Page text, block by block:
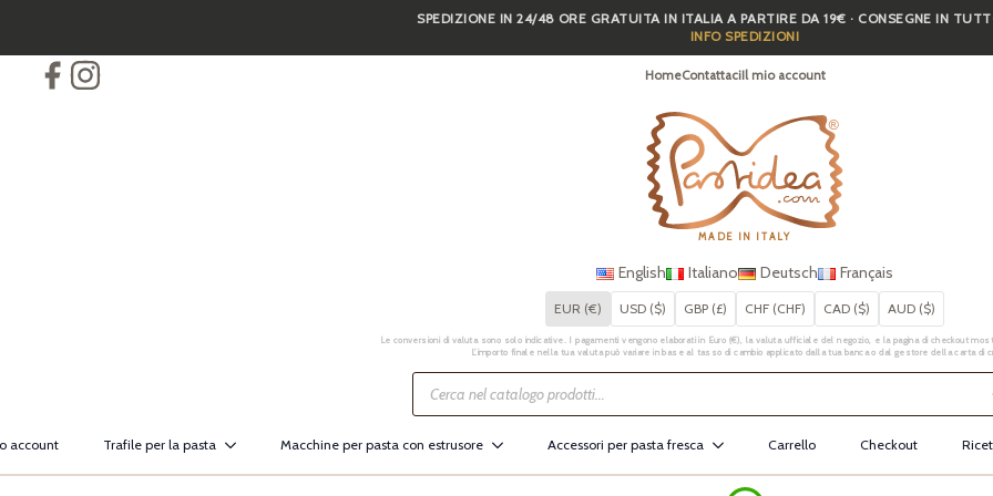
content
SPEDIZIONE IN 24/48 ORE GRATUITA IN ITALIA A PARTIRE DA 19€ · CONSEGNE IN
INFO SPEDIZIONI
HomeContattaciIl mio account
MADE IN ITALY
English Italiano Deutsch Français
EUR (€) USD ($) GBP (£) CHF (CHF) CAD ($) AUD ($)
Le conversioni di valuta sono solo indicative. I pagamenti vengono elaborati in Euro (€), la valuta ufficiale del negozio, e la pagina di checkout
L’importo finale nella tua valuta può variare in base al tasso di cambio applicato dalla tua banca o dal gestore della carta di
Ricerca
prodotti
account Trafile per la pasta Macchine per pasta con estrusore Accessori per pasta fresca Carrello Checkout